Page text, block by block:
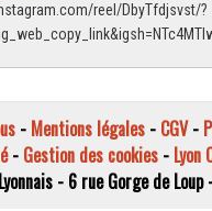
reel/DbyTfdjsvst/?
- Mentions légales - CGV-
- Gestion des cookies- Lyon
- 6 rue Gorge de Loup